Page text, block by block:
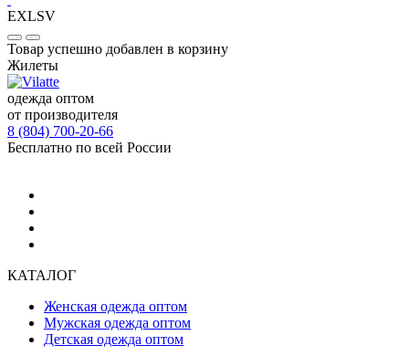
EXLSV
Товар успешно добавлен в корзину
Жилеты
одежда оптом
от производителя
8 (804) 700-20-66
Бесплатно по всей России
КАТАЛОГ
Женская одежда оптом
Мужская одежда оптом
Детская одежда оптом